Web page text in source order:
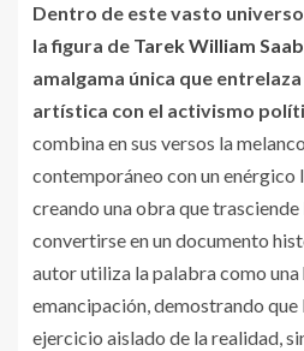
Dentro de este vasto
la figura de Tarek William Saab
amalgama única que
artística con el activismo
combina en sus versos la
contemporáneo con un enérgico
creando una obra que
convertirse en un documento
autor utiliza la palabra como
emancipación, demostrando que
ejercicio aislado de la realidad,